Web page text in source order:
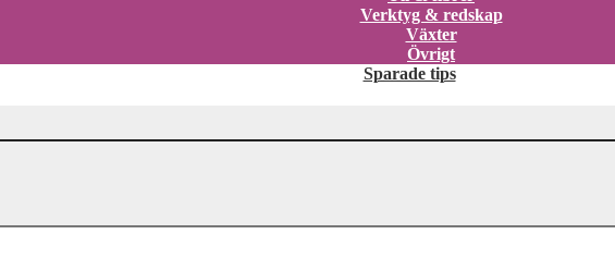
Verktyg & redskap
Växter
Övrigt
Sparade tips